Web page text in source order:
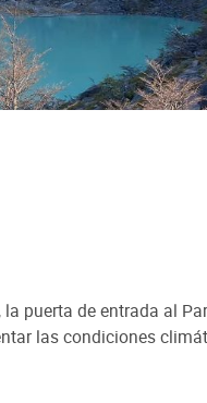
puerta de entrada al
las condiciones